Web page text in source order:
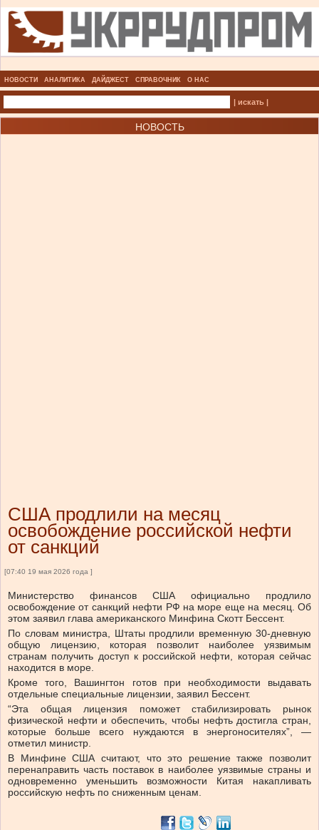
НОВОСТИ АНАЛИТИКА ДАЙДЖЕСТ СПРАВОЧНИК О НАС
| искать |
НОВОСТЬ
США продлили на месяц
освобождение российской нефти
от санкций
[07:40 19 мая 2026 года ]
Министерство финансов США официально продлило
освобождение от санкций нефти РФ на море еще на месяц. Об
этом заявил глава американского Минфина Скотт Бессент.
По словам министра, Штаты продлили временную 30-дневную
общую лицензию, которая позволит наиболее уязвимым
странам получить доступ к российской нефти, которая сейчас
находится в море.
Кроме того, Вашингтон готов при необходимости выдавать
отдельные специальные лицензии, заявил Бессент.
“Эта общая лицензия поможет стабилизировать рынок
физической нефти и обеспечить, чтобы нефть достигла стран,
которые больше всего нуждаются в энергоносителях”, —
отметил министр.
В Минфине США считают, что это решение также позволит
перенаправить часть поставок в наиболее уязвимые страны и
одновременно уменьшить возможности Китая накапливать
российскую нефть по сниженным ценам.